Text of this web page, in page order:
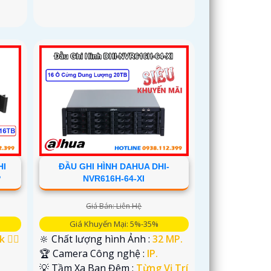
ĐẦU GHI HÌNH DAHUA DHI-
NVR616H-64-XI
Giá Bán: Liên Hệ
Giá Khuyến Mại: 5%-35%
🔆 Chất lượng hình Ảnh :32 MP.
🏆 Camera Công nghệ : IP.
💡 Tầm Xa Ban Đêm : Từng Vị Trí